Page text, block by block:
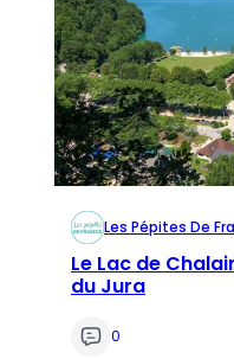
Les Pépites De
Le Lac de
du Jura
0